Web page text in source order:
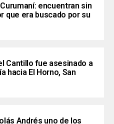
encuentran sin
que era buscado por su
Cantillo fue asesinado a
hacia El Horno, San
Andrés uno de los